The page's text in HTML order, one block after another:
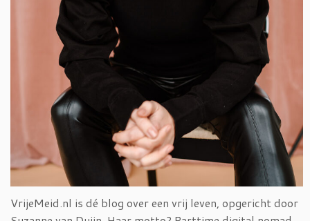
VrijeMeid.nl is dé blog over een vrij leven, opgericht door